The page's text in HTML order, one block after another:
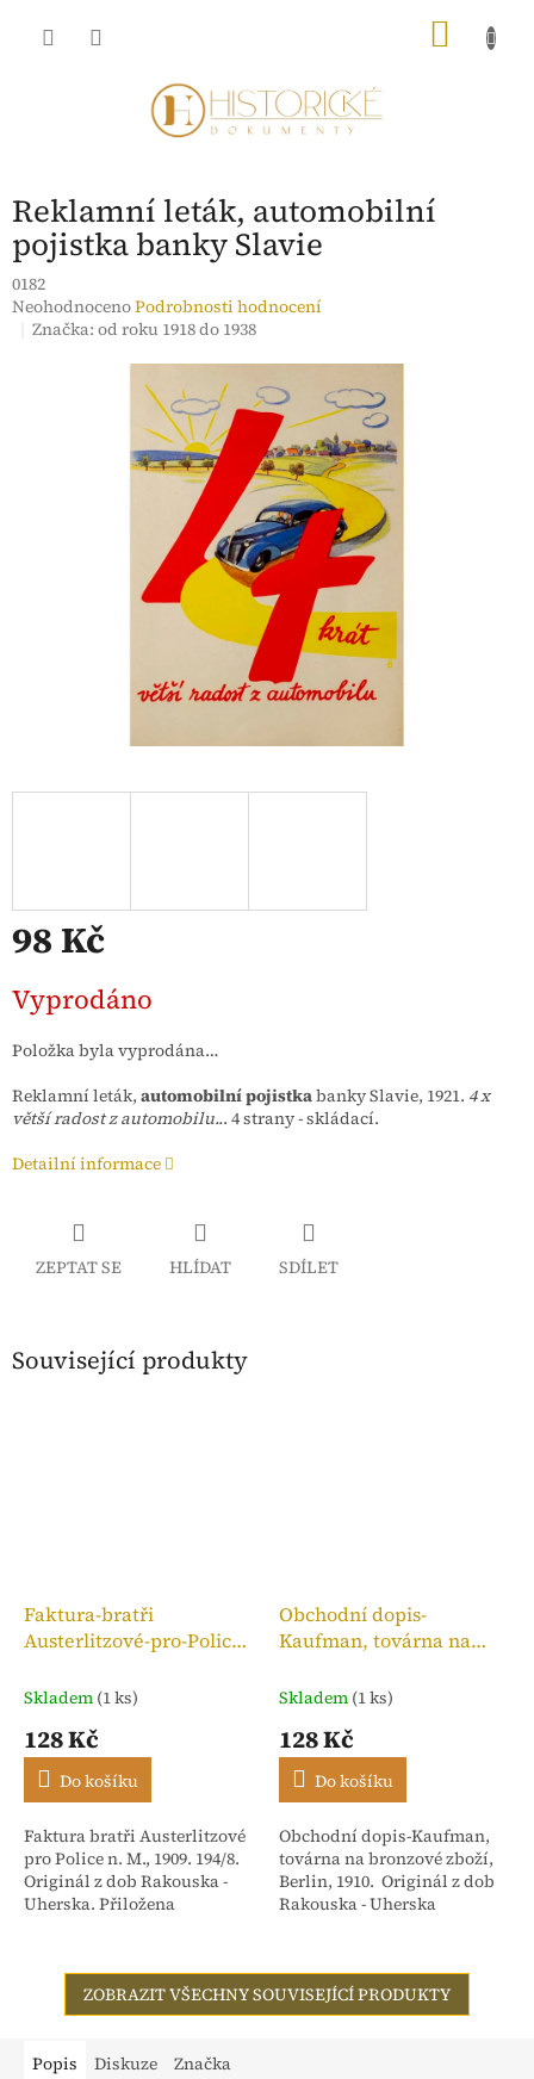
Reklamní leták, automobilní
pojistka banky Slavie
0182
Průměrné
hodnocení
NeohodnocenoPodrobnosti hodnocení
Značka:od roku 1918 do 1938
98 Kč
cena:
Vyprodáno
Položka byla vyprodána…
Reklamní leták, automobilní pojistkabanky Slavie, 1921. 4 x
větší radost z automobilu... 4 strany - skládací.
Detailní informace
ZEPTAT SE HLÍDAT SDÍLET
Související produkty
Faktura-bratři
Austerlitzové-pro-Police
Skladem (1 ks)
128 Kč
Do košíku
Faktura bratři Austerlitzové
pro Police n. M., 1909. 194/8.
Originál z dob Rakouska -
Uherska. Přiložena
dříve Isac...
Obchodní dopis-
Kaufman, továrna na
Skladem (1 ks)
128 Kč
Do košíku
Obchodní dopis-Kaufman,
továrna na bronzové zboží,
Berlin, 1910. Originál z dob
Rakouska - Uherska
ZOBRAZIT VŠECHNY SOUVISEJÍCÍ PRODUKTY
Popis Diskuze Značka